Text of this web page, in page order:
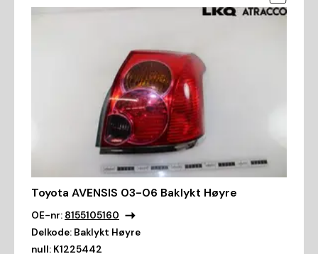
Toyota AVENSIS 03-06 Baklykt Høyre
OE-nr: 8155105160
Delkode: Baklykt Høyre
null: K1225442